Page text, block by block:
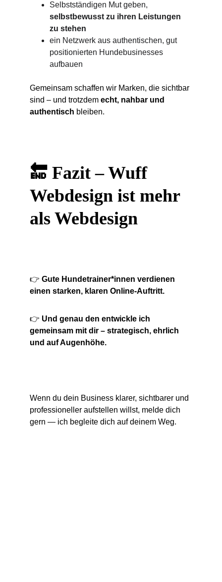
Selbstständigen Mut geben,
selbstbewusst zu ihren Leistungen
zu stehen
ein Netzwerk aus authentischen, gut
positionierten Hundebusinesses
aufbauen
Gemeinsam schaffen wir Marken, die sichtbar
sind – und trotzdem echt, nahbar und
authentisch bleiben.
🔚 Fazit – Wuff
Webdesign ist mehr
als Webdesign
👉 Gute Hundetrainer*innen verdienen
einen starken, klaren Online-Auftritt.
👉 Und genau den entwickle ich
gemeinsam mit dir – strategisch, ehrlich
und auf Augenhöhe.
Wenn du dein Business klarer, sichtbarer und
professioneller aufstellen willst, melde dich
gern — ich begleite dich auf deinem Weg.